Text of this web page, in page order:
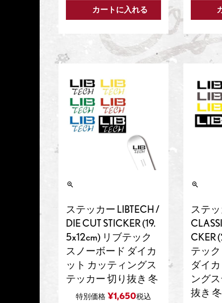
カートに入れる
ステッカー LIBTECH /
DIE CUT STICKER (19.
5x12cm) リブテック
スノーボード ダイカ
ット カッティングス
テッカー 切り抜き 冬
特別価格 ¥1,650税込
ステッ
CKER
テッ
ダイ
ング
抜き 冬